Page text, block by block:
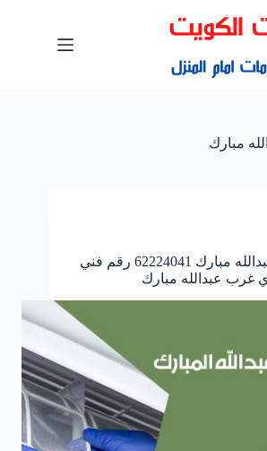
مبارك
فني تكييف غرب عبدالله مبارك 62224041 رقم فني
غرب عبدالله مبارك